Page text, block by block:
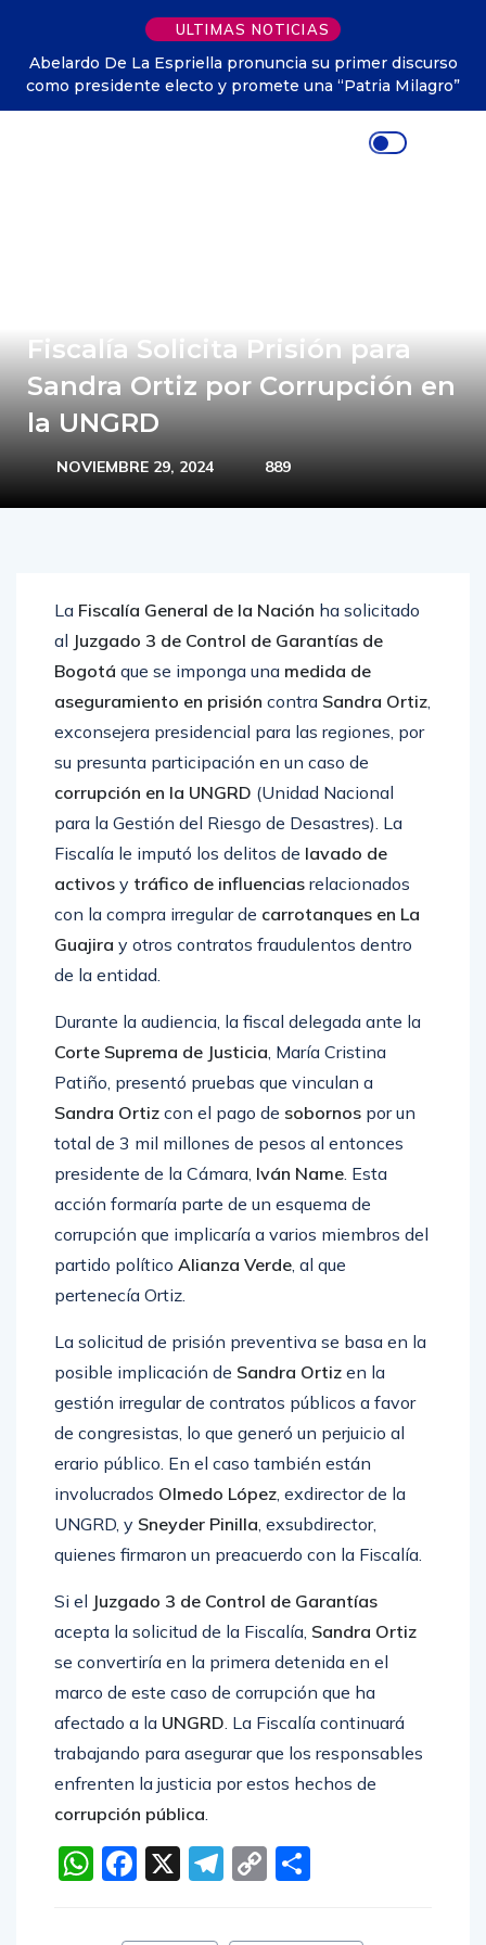
ULTIMAS NOTICIAS
Abelardo De La Espriella pronuncia su primer discurso
como presidente electo y promete una “Patria Milagro”
Fiscalía Solicita Prisión para
Sandra Ortiz por Corrupción en
la UNGRD
NOVIEMBRE 29, 2024 889
La Fiscalía General de la Nación ha solicitado
al Juzgado 3 de Control de Garantías de
Bogotá que se imponga una medida de
aseguramiento en prisión contra Sandra Ortiz,
exconsejera presidencial para las regiones, por
su presunta participación en un caso de
corrupción en la UNGRD (Unidad Nacional
para la Gestión del Riesgo de Desastres). La
Fiscalía le imputó los delitos de lavado de
activos y tráfico de influencias relacionados
con la compra irregular de carrotanques en La
Guajira y otros contratos fraudulentos dentro
de la entidad.
Durante la audiencia, la fiscal delegada ante la
Corte Suprema de Justicia, María Cristina
Patiño, presentó pruebas que vinculan a
Sandra Ortiz con el pago de sobornos por un
total de 3 mil millones de pesos al entonces
presidente de la Cámara, Iván Name. Esta
acción formaría parte de un esquema de
corrupción que implicaría a varios miembros del
partido político Alianza Verde, al que
pertenecía Ortiz.
La solicitud de prisión preventiva se basa en la
posible implicación de Sandra Ortiz en la
gestión irregular de contratos públicos a favor
de congresistas, lo que generó un perjuicio al
erario público. En el caso también están
involucrados Olmedo López, exdirector de la
UNGRD, y Sneyder Pinilla, exsubdirector,
quienes firmaron un preacuerdo con la Fiscalía.
Si el Juzgado 3 de Control de Garantías
acepta la solicitud de la Fiscalía, Sandra Ortiz
se convertiría en la primera detenida en el
marco de este caso de corrupción que ha
afectado a la UNGRD. La Fiscalía continuará
trabajando para asegurar que los responsables
enfrenten la justicia por estos hechos de
corrupción pública.
WhatsApp
Facebook
X Telegram
Copy